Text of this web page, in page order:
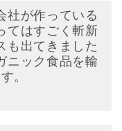
社が作っている
てはすごく斬新
も出てきました
ニック食品を輸
。